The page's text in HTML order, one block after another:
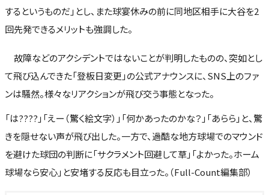
するというものだ」とし、また球宴休みの前に同地区相手に大谷を2
回先発できるメリットも強調した。
故障などのアクシデントではないことが判明したものの、突如とし
て飛び込んできた「登板日変更」の公式アナウンスに、SNS上のファ
ンは騒然。様々なリアクションが飛び交う事態となった。
「は????」「えー（驚く絵文字）」「何かあったのかな？」「あらら」と、驚
きを隠せない声が飛び出した。一方で、過酷な地方球場でのマウンド
を避けた球団の判断に「サクラメント回避して草」「よかった。ホーム
球場なら安心」と安堵する反応も目立った。（Full-Count編集部）